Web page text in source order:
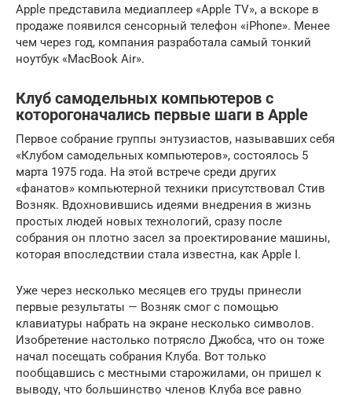
Apple представила медиаплеер «Apple TV», а вскоре в
продаже появился сенсорный телефон «iPhone». Менее
чем через год, компания разработала самый тонкий
ноутбук «MacBook Air».
Клуб самодельных компьютеров с
которогоначались первые шаги в Apple
Первое собрание группы энтузиастов, называвших себя
«Клубом самодельных компьютеров», состоялось 5
марта 1975 года. На этой встрече среди других
«фанатов» компьютерной техники присутствовал Стив
Возняк. Вдохновившись идеями внедрения в жизнь
простых людей новых технологий, сразу после
собрания он плотно засел за проектирование машины,
которая впоследствии стала известна, как Apple I.
Уже через несколько месяцев его труды принесли
первые результаты — Возняк смог с помощью
клавиатуры набрать на экране несколько символов.
Изобретение настолько потрясло Джобса, что он тоже
начал посещать собрания Клуба. Вот только
пообщавшись с местными старожилами, он пришел к
выводу, что большинство членов Клуба все равно